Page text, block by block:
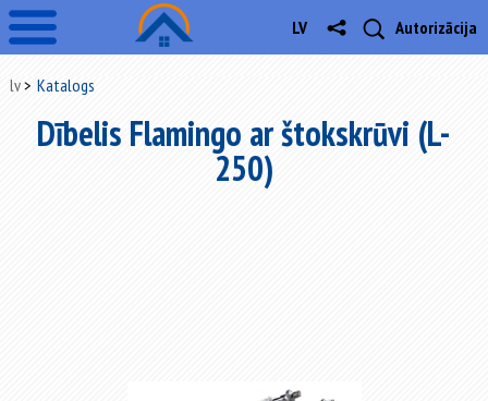
Autorizācija
LV
lv Katalogs
Dībelis Flamingo ar štokskrūvi (L-
250)